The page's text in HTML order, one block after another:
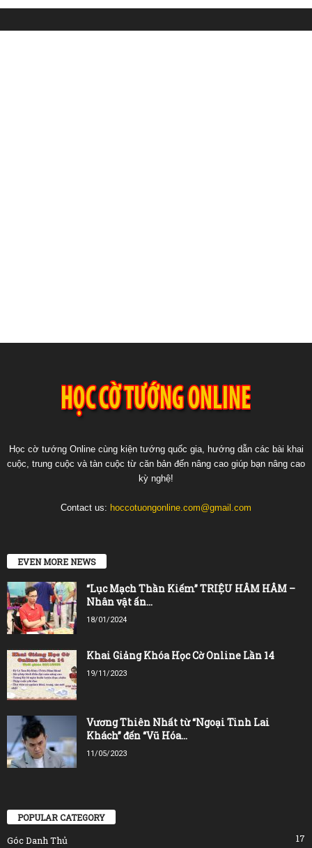
Học cờ tướng Online cùng kiện tướng quốc gia, hướng dẫn các bài khai
cuộc, trung cuộc và tàn cuộc từ căn bản đến nâng cao giúp bạn nâng cao
kỳ nghệ!
Contact us: hoccotuongonline.com@gmail.com
EVEN MORE NEWS
“Lục Mạch Thần Kiếm” TRIỆU HÂM HÂM –
Nhân vật ấn...
18/01/2024
Khai Giảng Khóa Học Cờ Online Lần 14
19/11/2023
Vương Thiên Nhất từ “Ngoại Tinh Lai
Khách” đến “Vũ Hóa...
11/05/2023
POPULAR CATEGORY
Góc Danh Thủ 17